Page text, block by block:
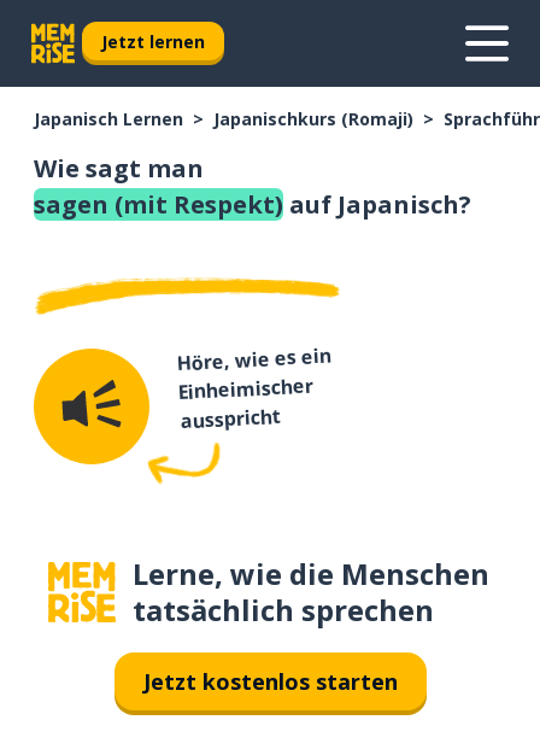
Jetzt lernen
Japanisch Lernen Japanischkurs (Romaji)
Wie sagt man
sagen (mit Respekt) auf Japanisch?
Höre, wie es ein
Einheimischer
ausspricht
Lerne, wie die Menschen
tatsächlich sprechen
Jetzt kostenlos starten